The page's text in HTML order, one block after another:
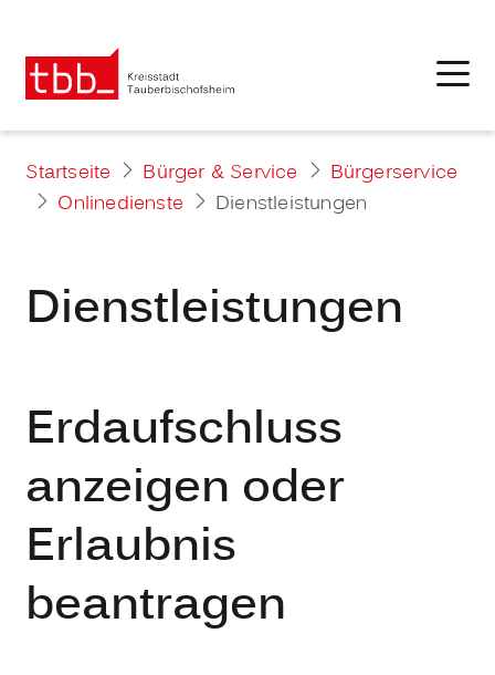
Startseite Bürger & Service
Bürgerservice
Onlinedienste
Dienstleistungen
Dienstleistungen
Erdaufschluss
anzeigen oder
Erlaubnis
beantragen